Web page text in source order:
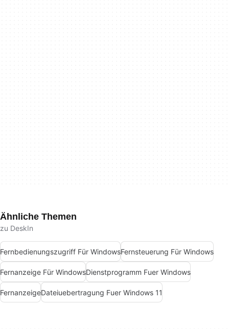
Ähnliche Themen
zu DeskIn
Fernbedienungszugriff Für WindowsFernsteuerung Für Windows
Fernanzeige Für WindowsDienstprogramm Fuer Windows
FernanzeigeDateiuebertragung Fuer Windows 11